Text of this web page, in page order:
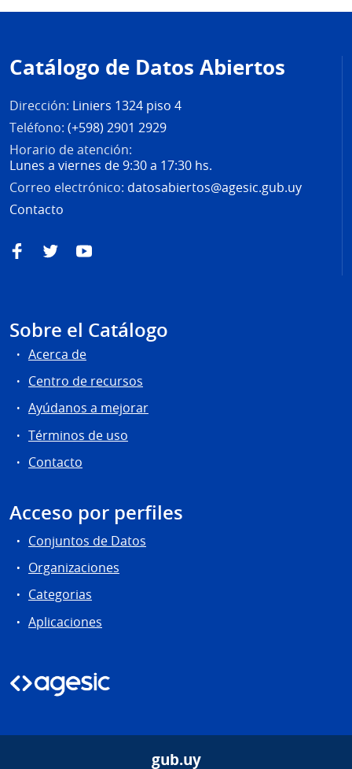
de
página
Catálogo de Datos Abiertos
Dirección: Liniers 1324 piso 4
Teléfono: (+598) 2901 2929
Horario de atención:
Lunes a viernes de 9:30 a 17:30 hs.
Correo electrónico: datosabiertos@agesic.gub.uy
Contacto
FacebookTwitterYouTube
Sobre el Catálogo
Acerca de
Centro de recursos
Ayúdanos a mejorar
Términos de uso
Contacto
Acceso por perfiles
Conjuntos de Datos
Organizaciones
Categorias
Aplicaciones
gub.uy